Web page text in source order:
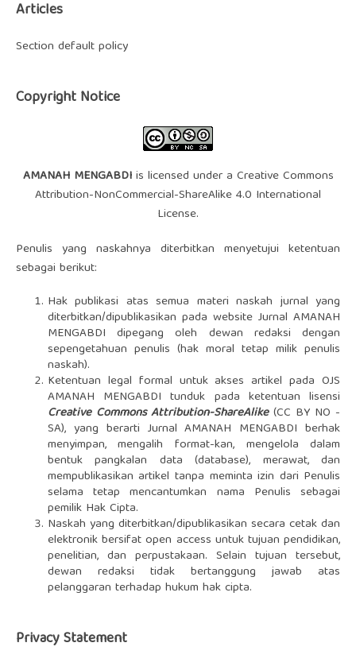
Articles
Section default policy
Copyright Notice
AMANAH MENGABDIis licensed under a Creative Commons
Attribution-NonCommercial-ShareAlike 4.0 International
License.
Penulis yang naskahnya diterbitkan menyetujui ketentuan
sebagai berikut:
Hak publikasi atas semua materi naskah jurnal yang
diterbitkan/dipublikasikan pada website Jurnal AMANAH
MENGABDI dipegang oleh dewan redaksi dengan
sepengetahuan penulis (hak moral tetap milik penulis
naskah).
Ketentuan legal formal untuk akses artikel pada OJS
AMANAH MENGABDI tunduk pada ketentuan lisensi
Creative CommonsAttribution-ShareAlike (CC BY NO -
SA), yang berarti Jurnal AMANAH MENGABDI berhak
menyimpan, mengalih format-kan, mengelola dalam
bentuk pangkalan data (database), merawat, dan
mempublikasikan artikel tanpa meminta izin dari Penulis
selama tetap mencantumkan nama Penulis sebagai
pemilik Hak Cipta.
Naskah yang diterbitkan/dipublikasikan secara cetak dan
elektronik bersifatopen access untuk tujuan pendidikan,
penelitian, dan perpustakaan. Selain tujuan tersebut,
dewan redaksi tidak bertanggung jawab atas
pelanggaran terhadap hukum hak cipta.
Privacy Statement